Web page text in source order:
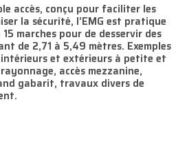
accès, conçu pour faciliter les
la sécurité, l’EMG est pratique
marches pour de desservir des
de 2,71 à 5,49 mètres. Exemples
et extérieurs à petite et
accès mezzanine,
gabarit, travaux divers de